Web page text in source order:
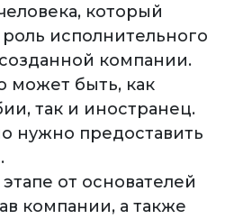
который
исполнительного
компании.
может быть, как
так и иностранец.
нужно предоставить
от основателей
компании, а также